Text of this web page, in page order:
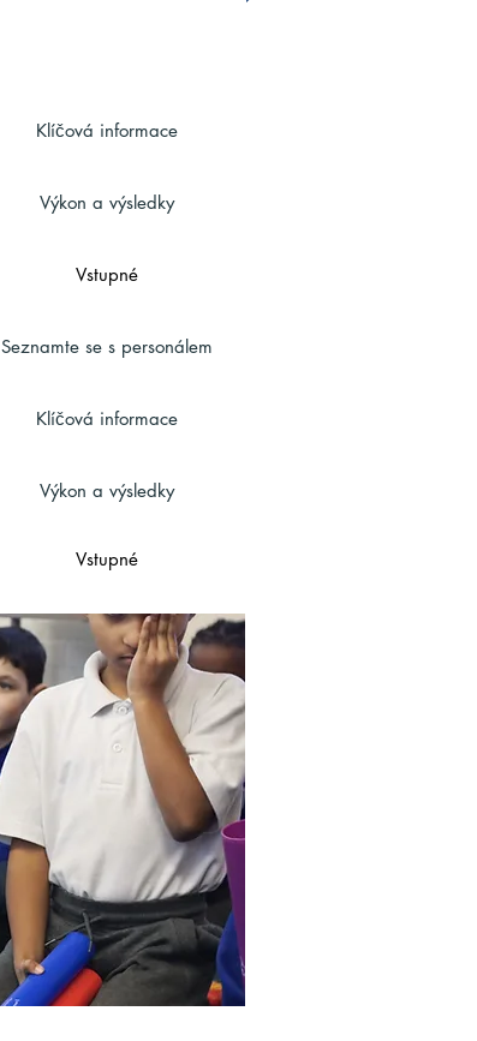
Klíčová informace
Výkon a výsledky
Vstupné
Seznamte se s personálem
Klíčová informace
Výkon a výsledky
Vstupné